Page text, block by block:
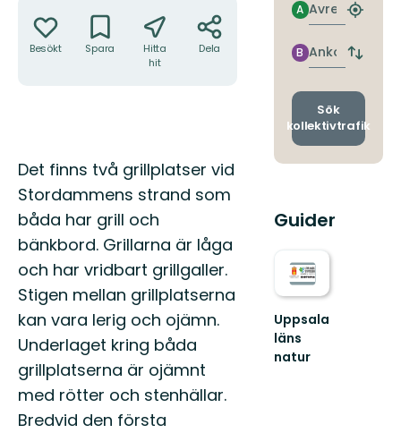
Besökt Spara
Hitta
hit
Dela
Beskrivning
Det finns två grillplatser vid
Stordammens strand som
båda har grill och
bänkbord. Grillarna är låga
och har vridbart grillgaller.
Stigen mellan grillplatserna
kan vara lerig och ojämn.
Underlaget kring båda
grillplatserna är ojämnt
med rötter och stenhällar.
Bredvid den första
Avresa
A
Hitta
Ankomst
B
Byt
och
Sök
kollektivtrafik
Guider
Uppsala
läns
natur